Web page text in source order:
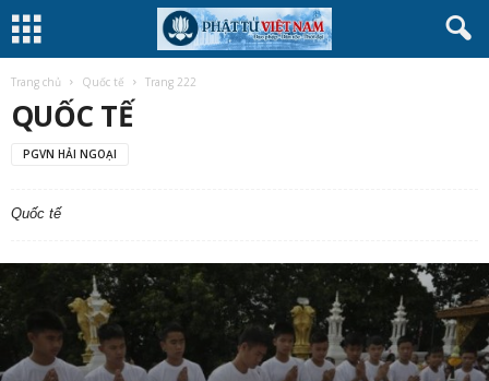
Trang chủ Quốc tế Trang 222
QUỐC TẾ
PGVN HẢI NGOẠI
Quốc tế